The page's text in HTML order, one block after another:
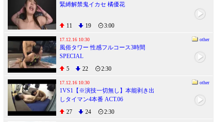
緊縛解禁鬼イカセ 橘優花
11 19 3:00
17.12.16 10:30 other
風俗タワー 性感フルコース3時間
SPECIAL
5
22 2:30
17.12.16 10:30 other
1VS1【※演技一切無し】本能剥き出
しタイマン4本番 ACT.06
27
24 2:30